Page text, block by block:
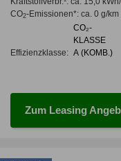
CO2-Emissionen*: ca. 0 g/km
Effizienzklasse:
CO₂-
KLASSE
A (KOMB.)
Zum Leasing